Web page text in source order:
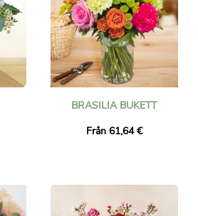
BRASILIA BUKETT
Från 61,64 €